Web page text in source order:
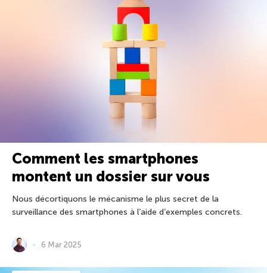
Comment les smartphones
montent un dossier sur vous
Nous décortiquons le mécanisme le plus secret de la
surveillance des smartphones à l’aide d’exemples concrets.
6 Mar 2025